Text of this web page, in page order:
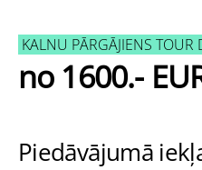
KALNU PĀRGĀJIENS
no 1600.-
Piedāvājumā